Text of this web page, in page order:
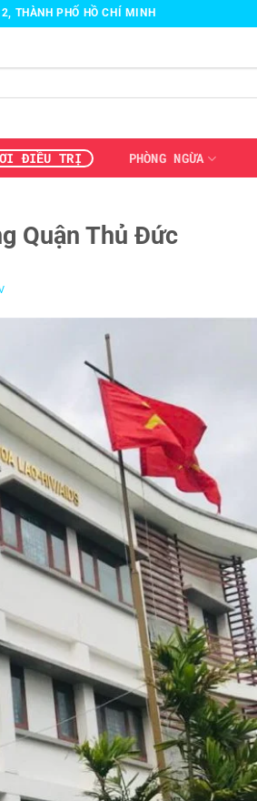
THÀNH PHỐ HỒ CHÍ MINH
ĐIỀU TRỊ PHÒNG NGỪA
Quận Thủ Đức